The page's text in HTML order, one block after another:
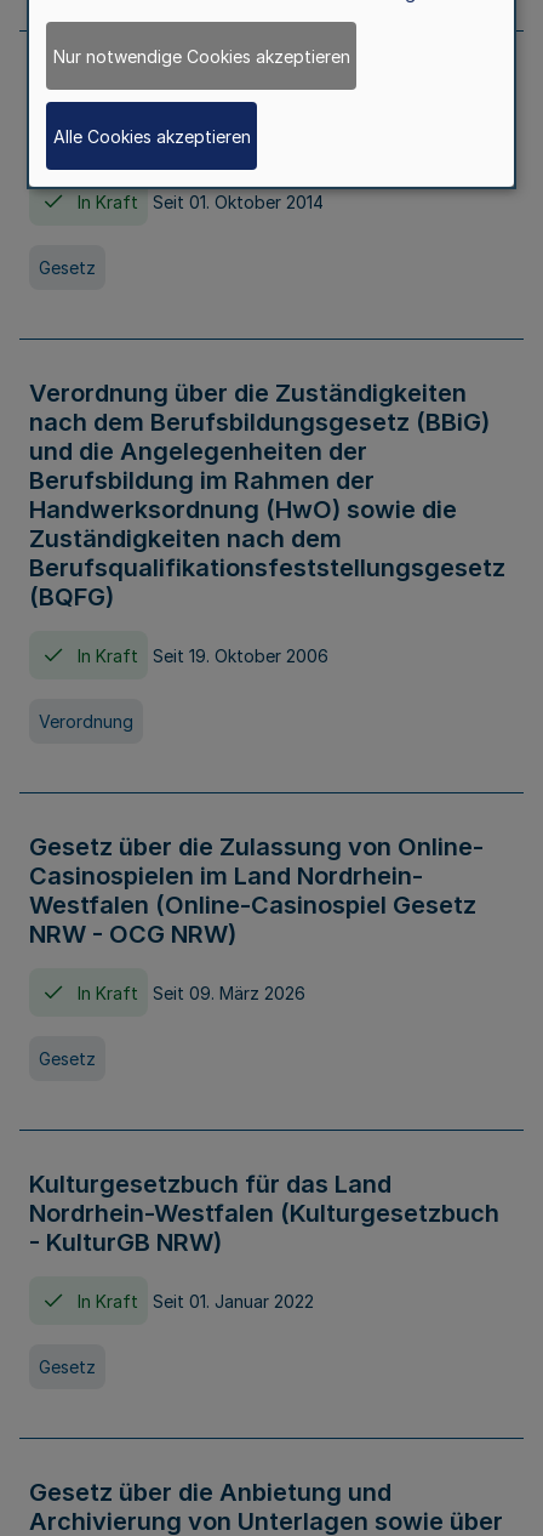
Gesetz über die Hochschulen des Landes
Nordrhein-Westfalen (Hochschulgesetz -
HG)
In Kraft Seit 01. Oktober 2014
Gesetz
Verordnung über die Zuständigkeiten
nach dem Berufsbildungsgesetz (BBiG)
und die Angelegenheiten der
Berufsbildung im Rahmen der
Handwerksordnung (HwO) sowie die
Zuständigkeiten nach dem
Berufsqualifikationsfeststellungsgesetz
(BQFG)
In Kraft Seit 19. Oktober 2006
Verordnung
Gesetz über die Zulassung von Online-
Casinospielen im Land Nordrhein-
Westfalen (Online-Casinospiel Gesetz
NRW - OCG NRW)
In Kraft Seit 09. März 2026
Gesetz
Kulturgesetzbuch für das Land
Nordrhein-Westfalen (Kulturgesetzbuch
- KulturGB NRW)
In Kraft Seit 01. Januar 2022
Gesetz
Gesetz über die Anbietung und
Archivierung von Unterlagen sowie über
Nur notwendige Cookies akzeptieren
Alle Cookies akzeptieren